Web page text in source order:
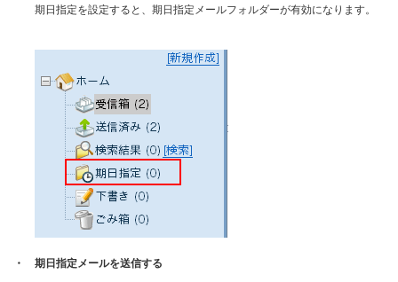
期日指定を設定すると、期日指定メールフォルダーが有効になります。
・ 期日指定メールを送信する